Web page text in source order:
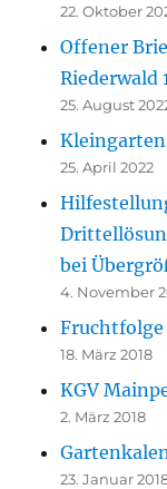
22. Oktober
Offener
Riederwald
25. August
25. April 2022
bei
4. November
Fruchtfolge
18. März 2018
KGV
2. März 2018
23. Januar